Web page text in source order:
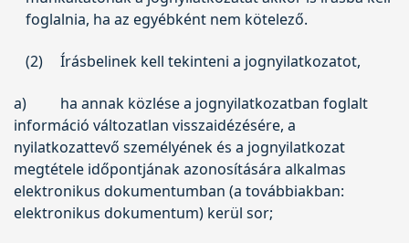
foglalnia, ha az egyébként nem kötelező.
(2) Írásbelinek kell tekinteni a jognyilatkozatot,
a)
ha annak közlése a jognyilatkozatban foglalt
információ változatlan visszaidézésére, a
nyilatkozattevő személyének és a jognyilatkozat
megtétele időpontjának azonosítására alkalmas
elektronikus dokumentumban (a továbbiakban:
elektronikus dokumentum) kerül sor;